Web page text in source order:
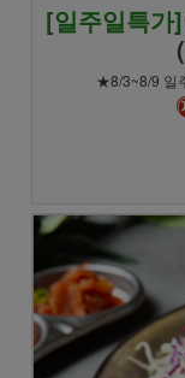
[일주일특가]
★8/3~8/9 일